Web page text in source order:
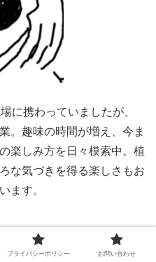
に携わっていましたが、
。趣味の時間が増え、今ま
楽しみ方を日々模索中。植
な気づきを得る楽しさもお
ます。
プライバシーポリシー お問い合わせ